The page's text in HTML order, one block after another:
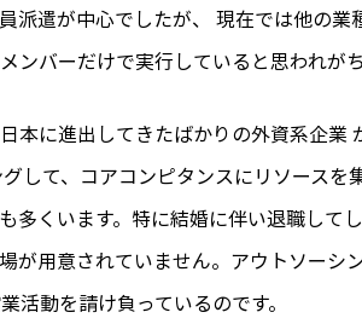
遣が中心でしたが、 現在では他の
バーだけで実行していると思われが
本に進出してきたばかりの外資系企業
して、コアコンピタンスにリソース
多くいます。特に結婚に伴い退職して
が用意されていません。アウトソーシ
動を請け負っているのです。